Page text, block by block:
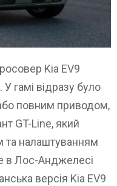
Kia EV9
гамі відразу було
або повним приводом,
GT-Line, який
та налаштуванням
в Лос-Анджелесі
версія Kia EV9